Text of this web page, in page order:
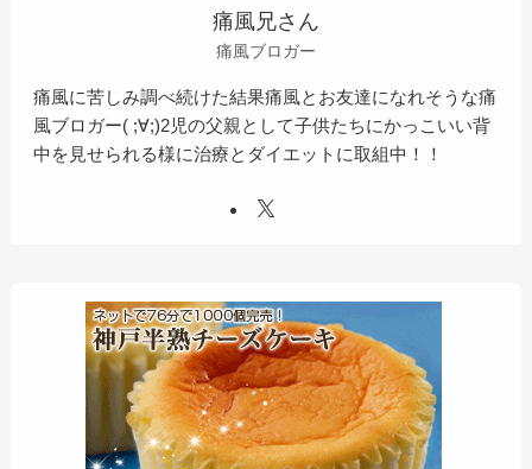
痛風兄さん
痛風ブロガー
痛風に苦しみ調べ続けた結果痛風とお友達になれそうな痛
風ブロガー( ;∀;)2児の父親として子供たちにかっこいい背
中を見せられる様に治療とダイエットに取組中！！